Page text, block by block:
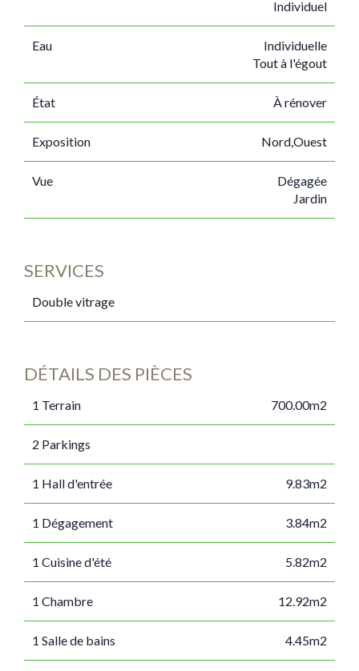
Individuel
Eau
Individuelle
Tout à l'égout
État À rénover
Exposition Nord,Ouest
Vue
Dégagée
Jardin
SERVICES
Double vitrage
DÉTAILS DES PIÈCES
1 Terrain 700.00m2
2 Parkings
1 Hall d'entrée 9.83m2
1 Dégagement 3.84m2
1 Cuisine d'été 5.82m2
1 Chambre 12.92m2
1 Salle de bains 4.45m2